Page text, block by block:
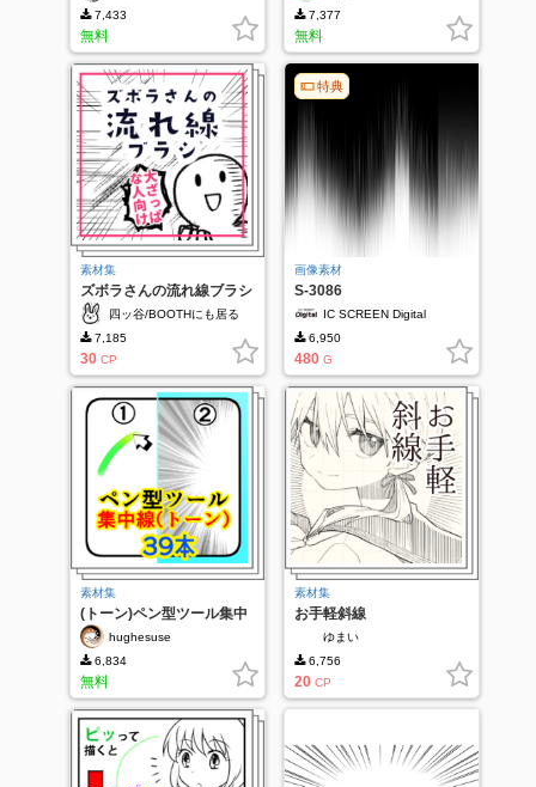
7,433
無料
7,377
無料
素材集
ズボラさんの流れ線ブラシ
四ッ谷/BOOTHにも居る
7,185
30 CP
特典
画像素材
S-3086
IC SCREEN Digital
6,950
480 G
素材集
(トーン)ペン型ツール集中
線
hughesuse
6,834
無料
素材集
お手軽斜線
ゆまい
6,756
20 CP